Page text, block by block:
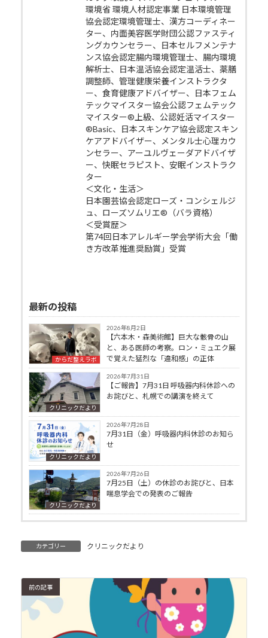
環境省 環境人材認定事業 日本環境管理
協会認定環境管理士、漢方コーディネー
ター、内面美容医学財団公認ファスティ
ングカウンセラー、日本セルフメンテナ
ンス協会認定腸内環境管理士、腸内環境
解析士、日本温活協会認定温活士、薬膳
調整師、管理健康栄養インストラクタ
ー、食育健康アドバイザー、日本フェム
テックマイスター協会公認フェムテック
マイスター®上級、公認妊活マイスター
®Basic、日本スキンケア協会認定スキン
ケアアドバイザー、メンタル士心理カウ
ンセラー、アーユルヴェーダアドバイザ
ー、快眠セラピスト、安眠インストラク
ター
＜文化・生活＞
日本園芸協会認定ローズ・コンシェルジ
ュ、ローズソムリエ®（バラ資格）
＜受賞歴＞
第74回日本アレルギー学会学術大会「働
き方改革推進奨励賞」受賞
最新の投稿
からだ整えラボ
2026年8月2日
【六本木・森美術館】巨大な骸骨の山
と、ある医師の考察。ロン・ミュエク展
で覚えた猛烈な「違和感」の正体
クリニックだより
2026年7月31日
【ご報告】7月31日 呼吸器内科休診への
お詫びと、札幌での講演を終えて
クリニックだより
2026年7月28日
7月31日（金）呼吸器内科休診のお知ら
せ
クリニックだより
2026年7月26日
7月25日（土）の休診のお詫びと、日本
喘息学会での発表のご報告
カテゴリー クリニックだより
前の記事